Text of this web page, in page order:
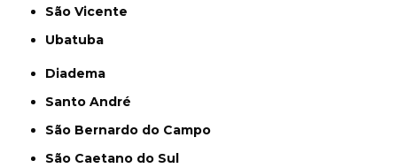
São Vicente
Ubatuba
Diadema
Santo André
São Bernardo do Campo
São Caetano do Sul